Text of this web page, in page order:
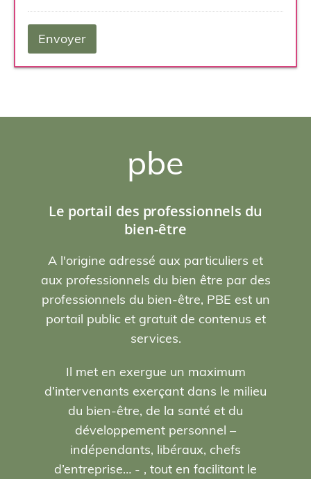
pbe
Le portail des professionnels du
bien-être
A l'origine adressé aux particuliers et
aux professionnels du bien être par des
professionnels du bien-être, PBE est un
portail public et gratuit de contenus et
services.
Il met en exergue un maximum
d’intervenants exerçant dans le milieu
du bien-être, de la santé et du
développement personnel –
indépendants, libéraux, chefs
d’entreprise… - , tout en facilitant le